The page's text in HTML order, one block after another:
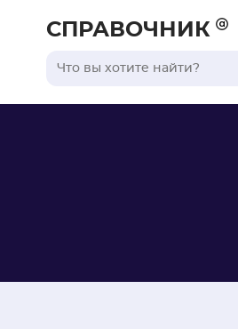
СПРАВОЧНИК